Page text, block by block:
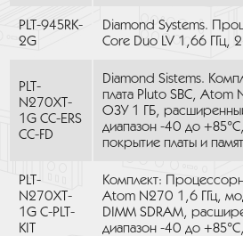
PLT-945RK-
2G
Diamond Systems.
Core Duo LV 1,66 ГГц,
PLT-
N270XT-
1G CC-ERS
CC-FD
Diamond Sistems.
плата Pluto SBC, Atom
ОЗУ 1 ГБ,
диапазон -40 до
покрытие платы и
PLT-
N270XT-
1G C-PLT-
KIT
Комплект:
Atom N270 1,6 ГГц,
DIMM SDRAM,
диапазон -40 до